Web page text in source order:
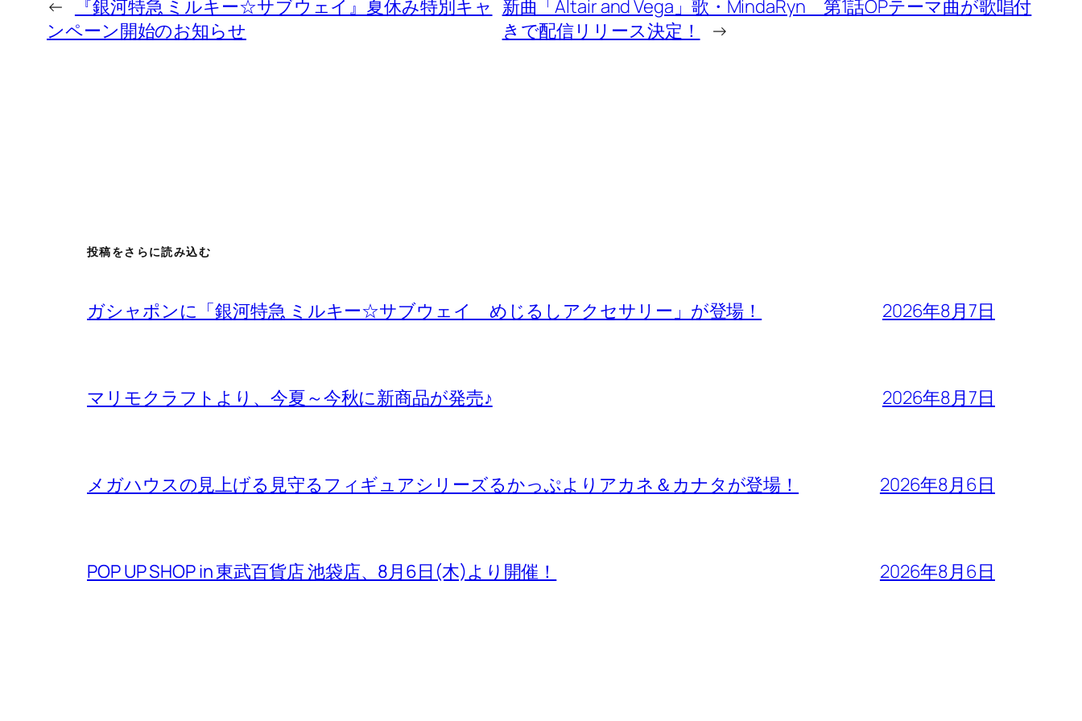
←
『銀河特急 ミルキー☆サブウェイ』夏休み特別キャ
ンペーン開始のお知らせ
新曲「Altair and Vega」歌・MindaRyn 第1話OPテーマ曲が歌唱付
きで配信リリース決定！
→
投稿をさらに読み込む
ガシャポンに「銀河特急 ミルキー☆サブウェイ めじるしアクセサリー」が登場！ 2026年8月7日
マリモクラフトより、今夏～今秋に新商品が発売♪ 2026年8月7日
メガハウスの見上げる見守るフィギュアシリーズるかっぷよりアカネ＆カナタが登場！ 2026年8月6日
POP UP SHOP in 東武百貨店 池袋店、8月6日(木)より開催！ 2026年8月6日